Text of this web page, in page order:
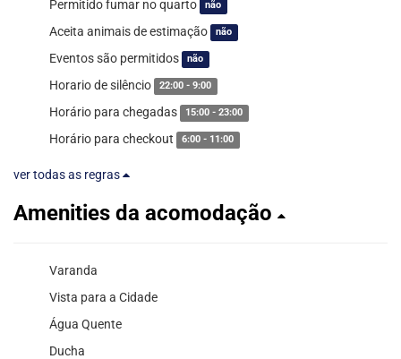
Permitido fumar no quarto não
Aceita animais de estimação não
Eventos são permitidos não
Horario de silêncio 22:00 - 9:00
Horário para chegadas 15:00 - 23:00
Horário para checkout 6:00 - 11:00
ver todas as regras
Amenities da acomodação
Varanda
Vista para a Cidade
Água Quente
Ducha